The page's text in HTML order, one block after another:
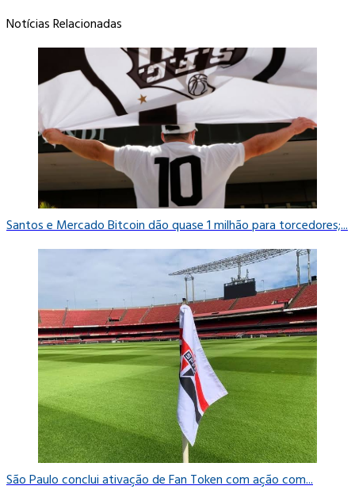
Notícias Relacionadas
Santos e Mercado Bitcoin dão quase 1 milhão para torcedores;...
São Paulo conclui ativação de Fan Token com ação com...